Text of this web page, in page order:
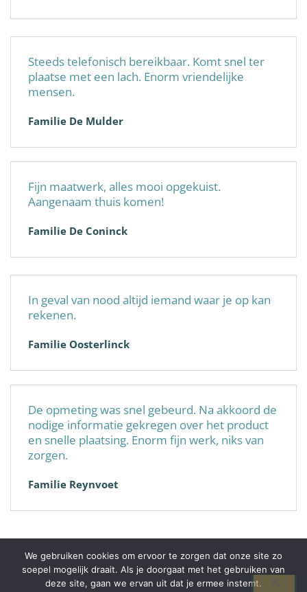
Steeds telefonisch bereikbaar. Komt snel ter
plaatse met een lach. Enorm vriendelijke
mensen.
Familie De Mulder
Fijn maatwerk, alles mooi opgekuist.
Aangenaam thuis komen!
Familie De Coninck
In geval van nood altijd iemand waar je op kan
rekenen.
Familie Oosterlinck
De opmeting was snel gebeurd. Na akkoord de
nodige informatie gekregen over het product
en snelle plaatsing. Enorm fijn werk, niks van
zorgen.
Familie Reynvoet
© 2026 Alplast-Pro+
BE0738252944
We gebruiken cookies om ervoor te zorgen dat onze site zo
soepel mogelijk draait. Als je doorgaat met het gebruiken van
deze site, gaan we ervan uit dat je ermee instemt.